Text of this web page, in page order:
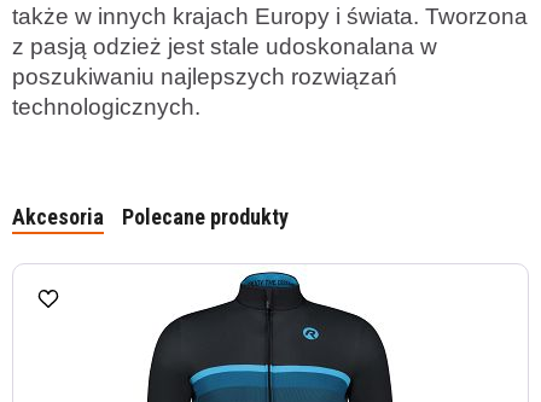
także w innych krajach Europy i świata. Tworzona
z pasją odzież jest stale udoskonalana w
poszukiwaniu najlepszych rozwiązań
technologicznych.
Akcesoria Polecane produkty